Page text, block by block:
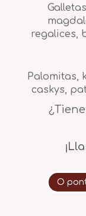
regalices,
Palomitas,
caskys,
O